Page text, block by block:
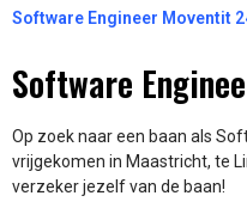
Software Engineer Moventit
Software
Op zoek naar een baan als
vrijgekomen in Maastricht, te
verzeker jezelf van de baan!